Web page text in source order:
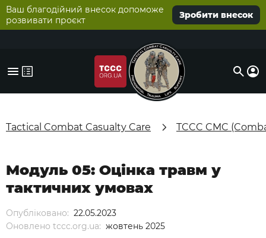
Ваш благодійний внесок допоможе
розвивати проєкт
Зробити внесок
Tactical Combat Casualty Care TCCC CMC
Опубліковано: 22.05.2023
Оновлено tccc.org.ua: жовтень 2025
Модуль 05: Оцінка травм у
тактичних умовах